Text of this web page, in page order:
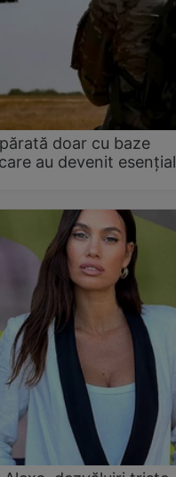
doar cu baze
au devenit